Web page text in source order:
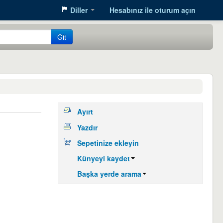
Diller Hesabınız ile oturum açın
Git
Ayırt
Yazdır
Sepetinize ekleyin
Künyeyi kaydet
Başka yerde arama